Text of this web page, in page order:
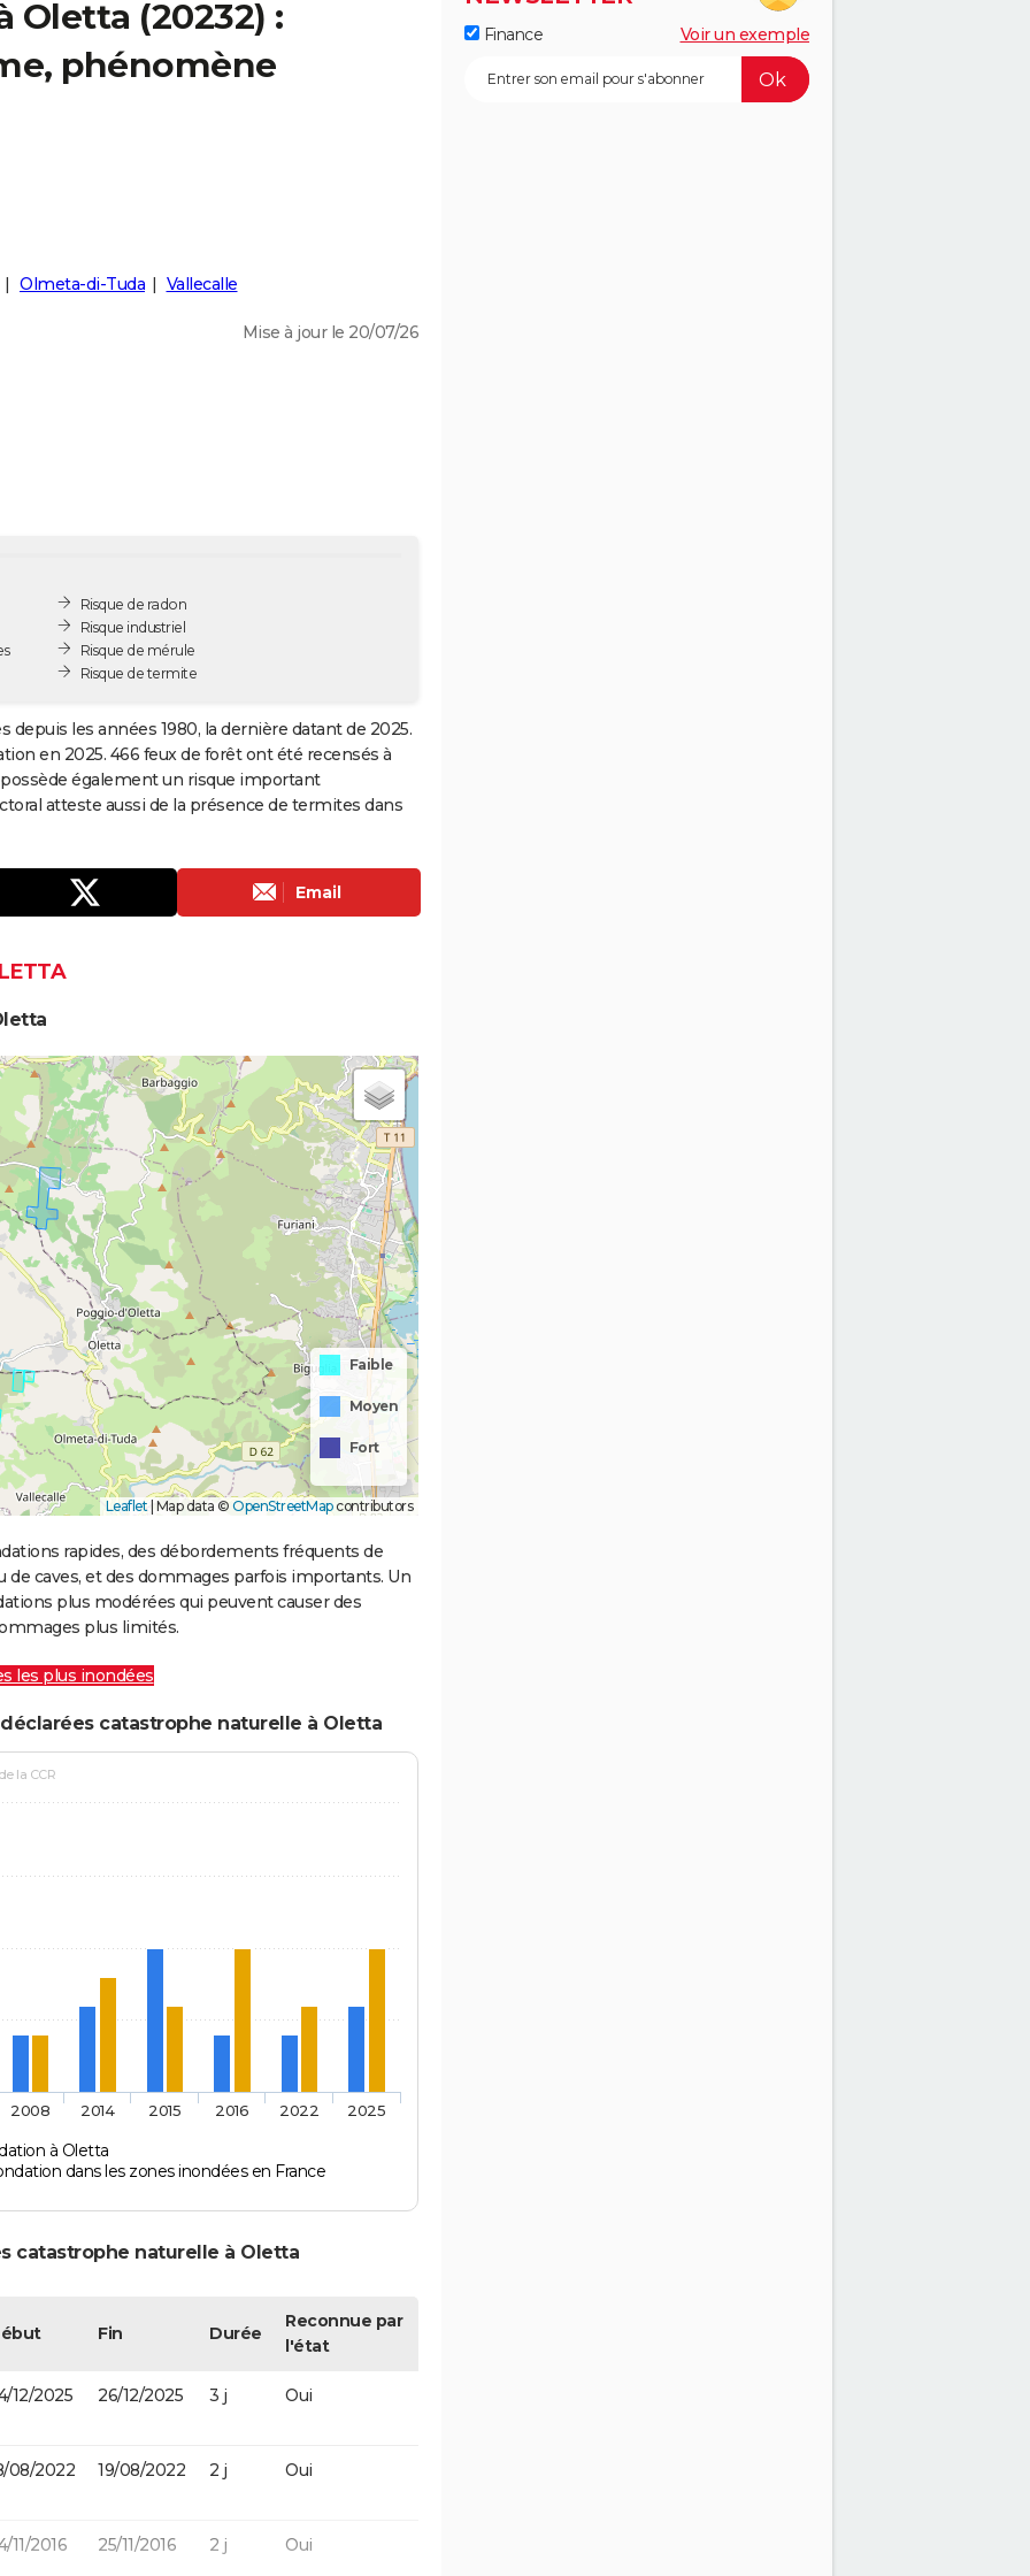
Oletta (20232) :
phénomène
Olmeta-di-Tuda Vallecalle
Mise à jour le 20/07/26
Risque de radon
Risque industriel
Risque de mérule
Risque de termite
depuis les années 1980, la dernière datant de 2025.
en 2025. 466 feux de forêt ont été recensés à
également un risque important
atteste aussi de la présence de termites dans
Email
Faible
Moyen
Fort
Leaflet Map data © OpenStreetMapcontributors
rapides, des débordements fréquents de
de caves, et des dommages parfois importants. Un
plus modérées qui peuvent causer des
plus limités.
les plus inondées
catastrophe naturelle à Oletta
la CCR
à Oletta
dans les zones inondées en France
2008 2014 2015 2016 2022 2025
catastrophe naturelle à Oletta
Fin Durée
Reconnue par
l'état
12/2025 26/12/2025 3 j Oui
08/2022 19/08/2022 2 j Oui
11/2016 25/11/2016 2 j Oui
Finance Voir un exemple